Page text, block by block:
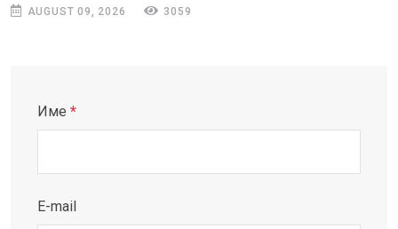
AUGUST 09, 2026 3059
Име *
E-mail